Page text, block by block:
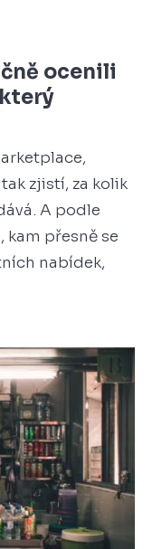
ocenili
zjistí, za kolik
A podle
kam přesně se
nabídek,